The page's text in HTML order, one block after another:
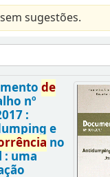
sugestões.
de
nº
:
e
no
: uma